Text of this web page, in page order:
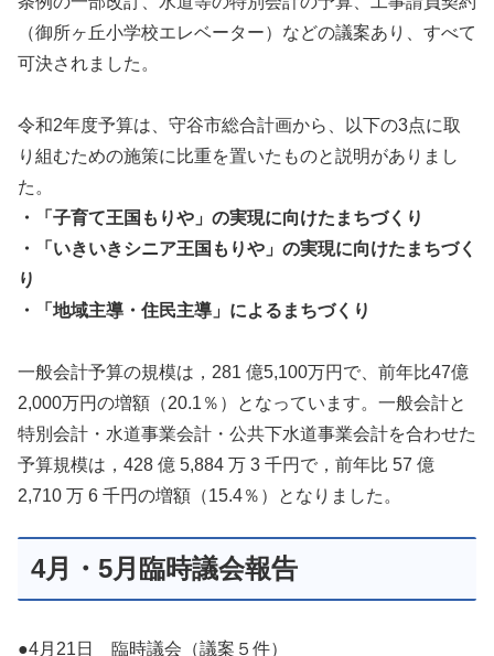
（御所ヶ丘小学校エレベーター）などの議案あり、すべて
可決されました。
令和2年度予算は、守谷市総合計画から、以下の3点に取
り組むための施策に比重を置いたものと説明がありまし
た。
・「子育て王国もりや」の実現に向けたまちづくり
・「いきいきシニア王国もりや」の実現に向けたまちづく
り
・「地域主導・住民主導」によるまちづくり
一般会計予算の規模は，281 億5,100万円で、前年比47億
2,000万円の増額（20.1％）となっています。一般会計と
特別会計・水道事業会計・公共下水道事業会計を合わせた
予算規模は，428 億 5,884 万 3 千円で，前年比 57 億
2,710 万 6 千円の増額（15.4％）となりました。
4月・5月臨時議会報告
●4月21日 臨時議会（議案５件）